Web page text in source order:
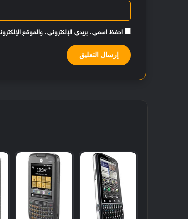
احفظ اسمي، بريدي الإلكتروني، والموقع